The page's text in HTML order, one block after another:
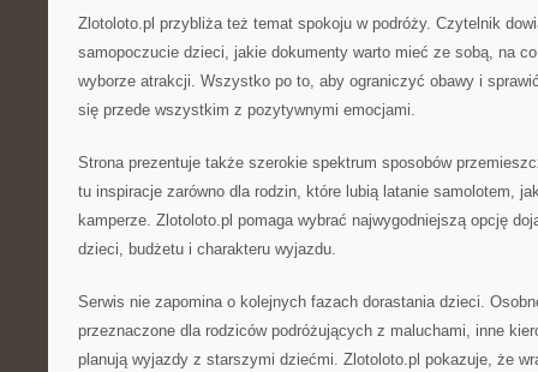
Zlotoloto.pl przybliża też temat spokoju w podróży. Czytelnik
samopoczucie dzieci, jakie dokumenty warto mieć ze sobą, na
wyborze atrakcji. Wszystko po to, aby ograniczyć obawy i
się przede wszystkim z pozytywnymi emocjami.
Strona prezentuje także szerokie spektrum sposobów
tu inspiracje zarówno dla rodzin, które lubią latanie samolotem,
kamperze. Zlotoloto.pl pomaga wybrać najwygodniejszą opcję
dzieci, budżetu i charakteru wyjazdu.
Serwis nie zapomina o kolejnych fazach dorastania dzieci.
przeznaczone dla rodziców podróżujących z maluchami, inne
planują wyjazdy z starszymi dziećmi. Zlotoloto.pl pokazuje, że